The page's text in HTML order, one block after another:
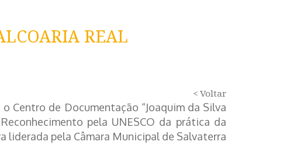
REAL
< Voltar
Centro de Documentação “Joaquim da Silva
pela UNESCO da prática da
liderada pela Câmara Municipal de Salvaterra